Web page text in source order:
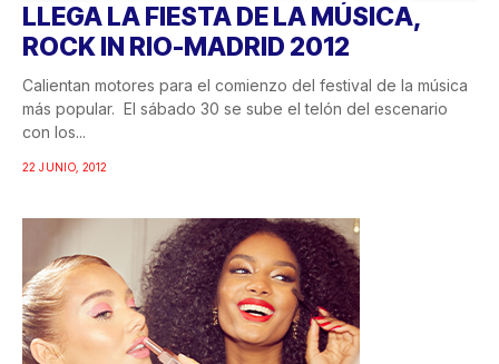
LLEGA LA FIESTA DE LA MÚSICA,
ROCK IN RIO-MADRID 2012
Calientan motores para el comienzo del festival de la música
más popular. El sábado 30 se sube el telón del escenario
con los...
22 JUNIO, 2012